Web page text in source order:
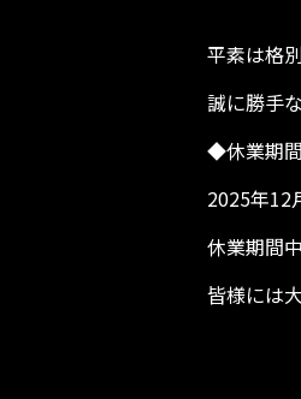
平素は格
誠に勝手
◆休業期間
2025年12
休業期間
皆様には